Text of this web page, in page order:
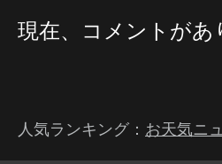
現在、コメントがあ
人気ランキング： お天気ニ